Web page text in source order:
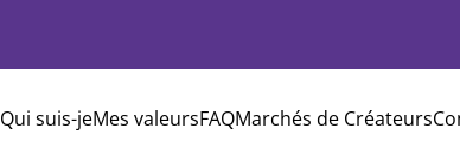
Qui suis-jeMes valeursFAQMarchés de Créateurs